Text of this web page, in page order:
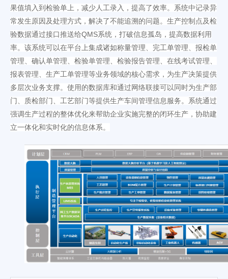
果值填入到检验单上 ，减少人工录入，提高了效率。 系统中记录异
常发生原因及处理方式， 解决了不能追溯的问题。 生产控制点及检
验数据通过接口推送给QMS系统，打破信息孤岛，提高数据利用
率。该系统可以在平台上集成诸如称量管理、完工单管理、报检单
管理、确认单管理、检验单管理、检验报告管理、在线考试管理、
报表管理、生产工单管理等业务领域的核心需求，为生产决策提供
多层次业务支撑。使用的数据库和通过网络联接可以同时为生产部
门、质检部门、工艺部门等提供生产车间管理信息服务。系统通过
强调生产过程的整体优化来帮助企业实施完整的闭环生产，协助建
立一体化和实时化的信息体系。